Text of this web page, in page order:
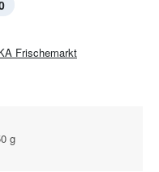
Frischemarkt
g